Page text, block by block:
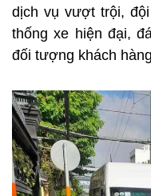
dịch vụ vượt trội,
thống xe hiện đại,
đối tượng khách